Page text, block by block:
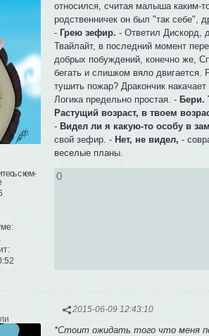
относился, считая малыша каким-
родственничек он был "так себе",
- Грею зефир. - Ответил Дискорд,
Твайлайт, в последний момент
добрых побуждений, конечно же,
бегать и слишком вяло двигается.
тушить пожар? Дракончик
Логика предельно простая. - Бери.
Растущий возраст, в твоем
- Видел ли я какую-то особу в
свой зефир. - Нет, не видел, -
веселые планы.
0
2015-06-09 12:43:10
*Стоит ожидать того что меня